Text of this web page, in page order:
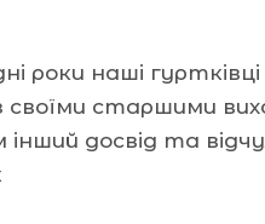
роки наші
своїми старшими
досвід та